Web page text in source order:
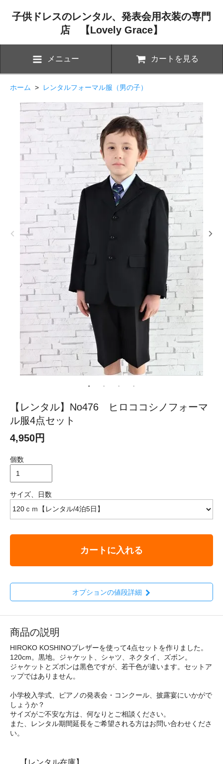
子供ドレスのレンタル、発表会用衣装の専門
店 【Lovely Grace】
メニュー カートを見る
ホーム > レンタルフォーマル服（男の子）
【レンタル】No476 ヒロココシノフォーマ
ル服4点セット
4,950円
個数
サイズ、日数
カートに入れる
オプションの値段詳細
商品の説明
HIROKO KOSHINOブレザーを使って4点セットを作りました。
120cm。黒地。ジャケット、シャツ、ネクタイ、ズボン。
ジャケットとズボンは黒色ですが、若干色が違います。セットア
ップではありません。
小学校入学式、ピアノの発表会・コンクール、披露宴にいかがで
しょうか？
サイズがご不安な方は、何なりとご相談ください。
また、レンタル期間延長をご希望される方はお問い合わせくださ
い。
【レンタル在庫】